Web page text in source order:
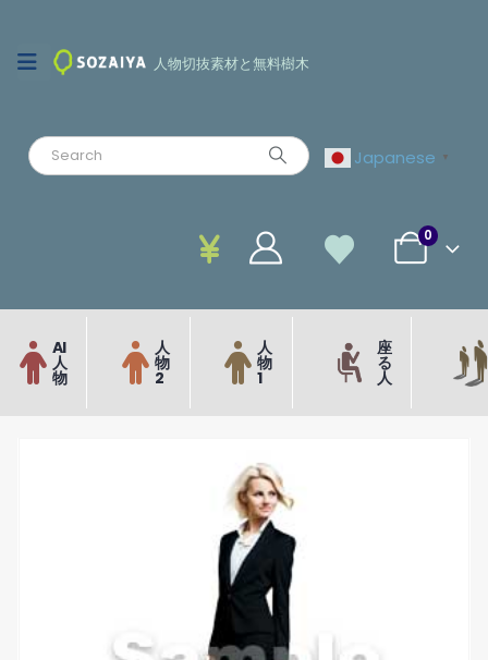
人物切抜素材と無料樹木
Japanese ▼
0
AI
人
物
人
物
2
人
物
1
座
る
人